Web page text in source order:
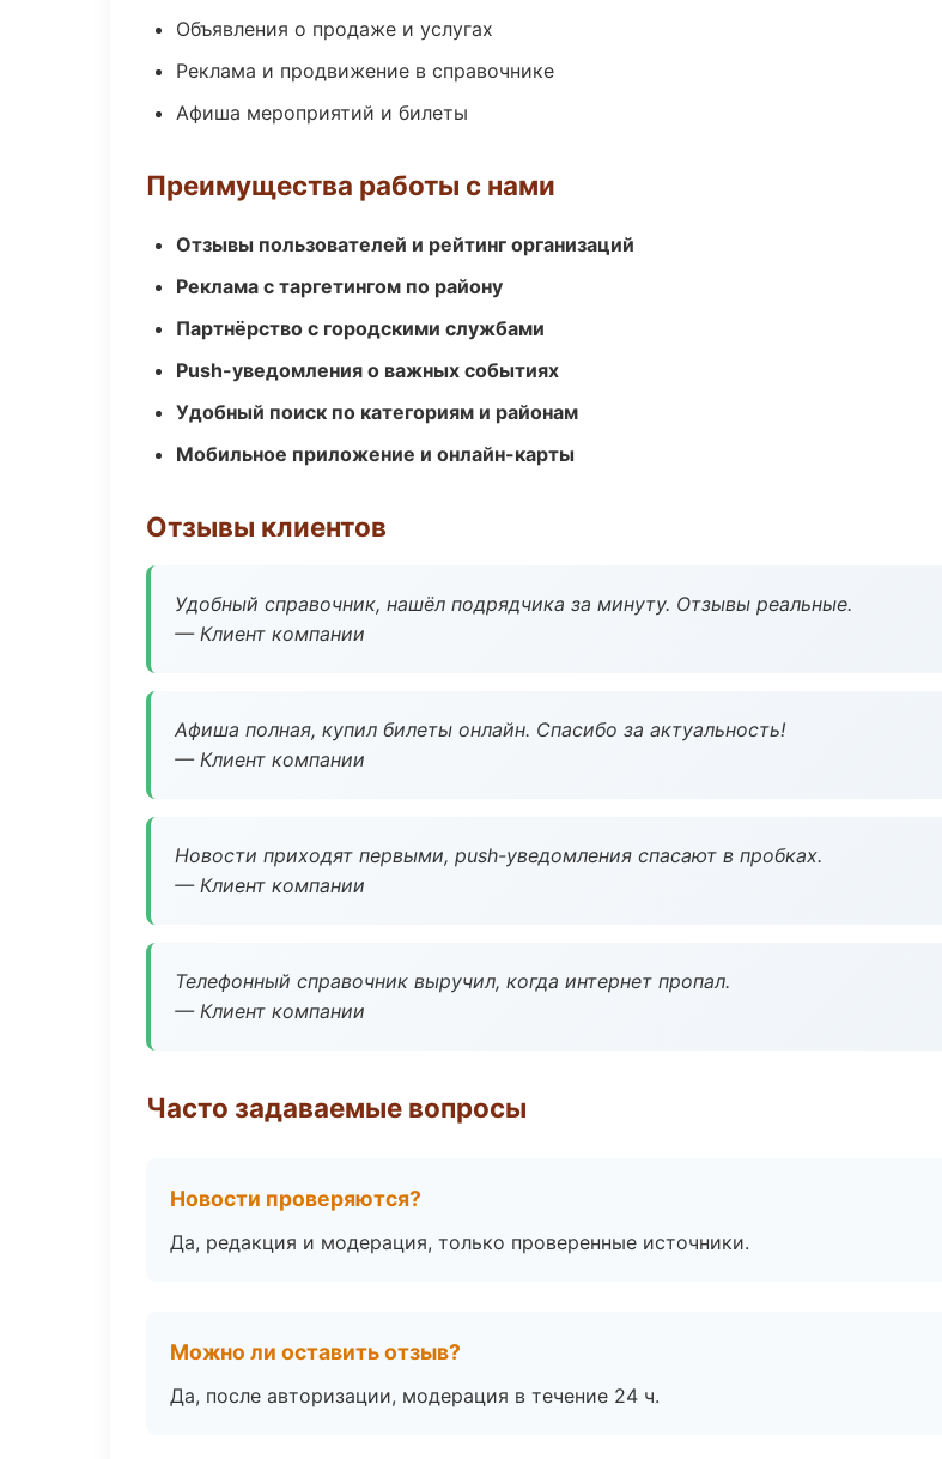
Объявления о продаже и услугах
Реклама и продвижение в справочнике
Афиша мероприятий и билеты
Преимущества работы с нами
Отзывы пользователей и рейтинг организаций
Реклама с таргетингом по району
Партнёрство с городскими службами
Push-уведомления о важных событиях
Удобный поиск по категориям и районам
Мобильное приложение и онлайн-карты
Отзывы клиентов
Удобный справочник, нашёл подрядчика за минуту. Отзывы реальные.
— Клиент компании
Афиша полная, купил билеты онлайн. Спасибо за актуальность!
— Клиент компании
Новости приходят первыми, push-уведомления спасают в пробках.
— Клиент компании
Телефонный справочник выручил, когда интернет пропал.
— Клиент компании
Часто задаваемые вопросы
Новости проверяются?
Да, редакция и модерация, только проверенные источники.
Можно ли оставить отзыв?
Да, после авторизации, модерация в течение 24 ч.